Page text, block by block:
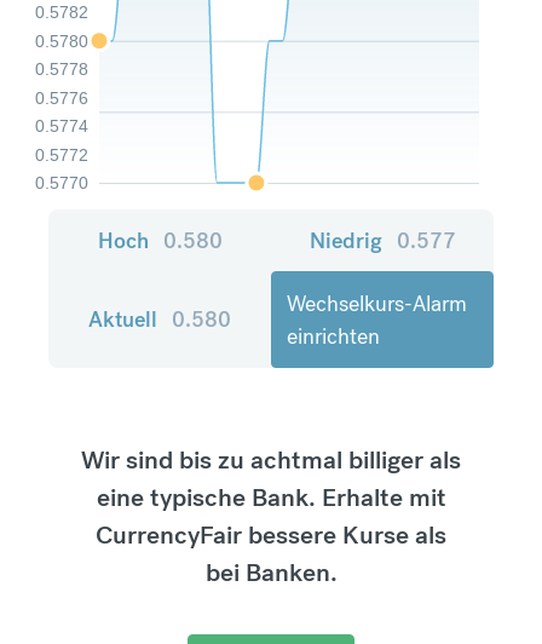
0.5770
0.5772
0.5774
0.5776
0.5778
0.5780
0.5782
Hoch 0.580 Niedrig 0.577
Aktuell 0.580
Wechselkurs-Alarm
einrichten
Wir sind bis zu achtmal billiger als
eine typische Bank. Erhalte mit
CurrencyFair bessere Kurse als
bei Banken.